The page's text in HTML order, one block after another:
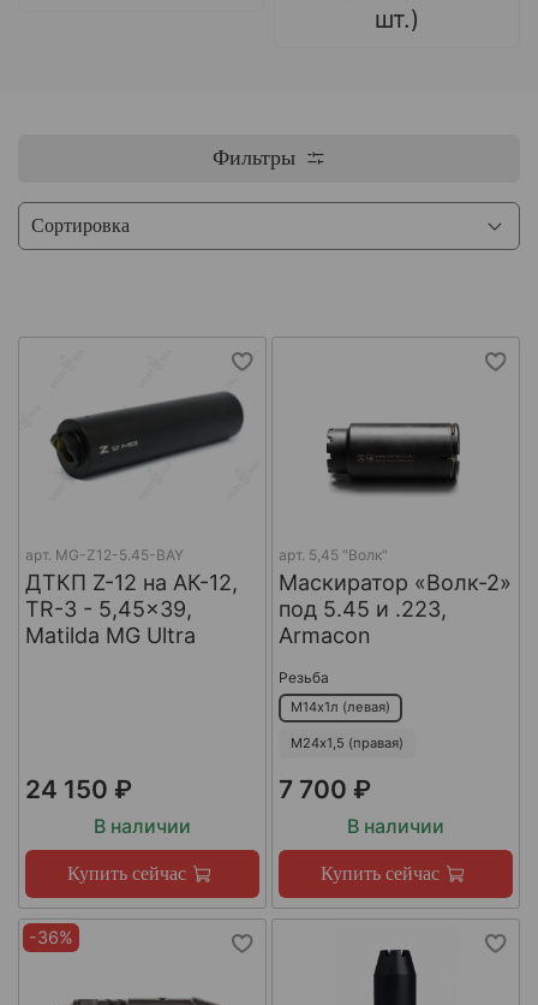
шт.)
Фильтры
арт. MG-Z12-5.45-BAY
ДТКП Z-12 на АК-12,
TR-3 - 5,45x39,
Matilda MG Ultra
24 150 ₽
В наличии
Купить сейчас
арт. 5,45 "Волк"
Маскиратор «Волк-2»
под 5.45 и .223,
Armacon
Резьба
М14х1л (левая)
М24х1,5 (правая)
7 700 ₽
В наличии
Купить сейчас
-36%